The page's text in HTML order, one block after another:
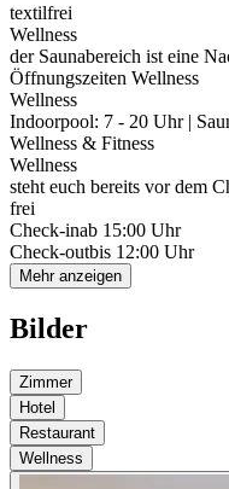
textilfrei
Wellness
der Saunabereich ist eine
Öffnungszeiten Wellness
Wellness
Indoorpool: 7 - 20 Uhr |
Wellness & Fitness
Wellness
steht euch bereits vor dem
frei
Check-inab 15:00 Uhr
Check-outbis 12:00 Uhr
Mehr anzeigen
Bilder
Zimmer
Hotel
Restaurant
Wellness